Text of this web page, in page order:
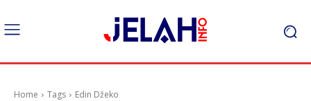
Home Tags Edin Džeko